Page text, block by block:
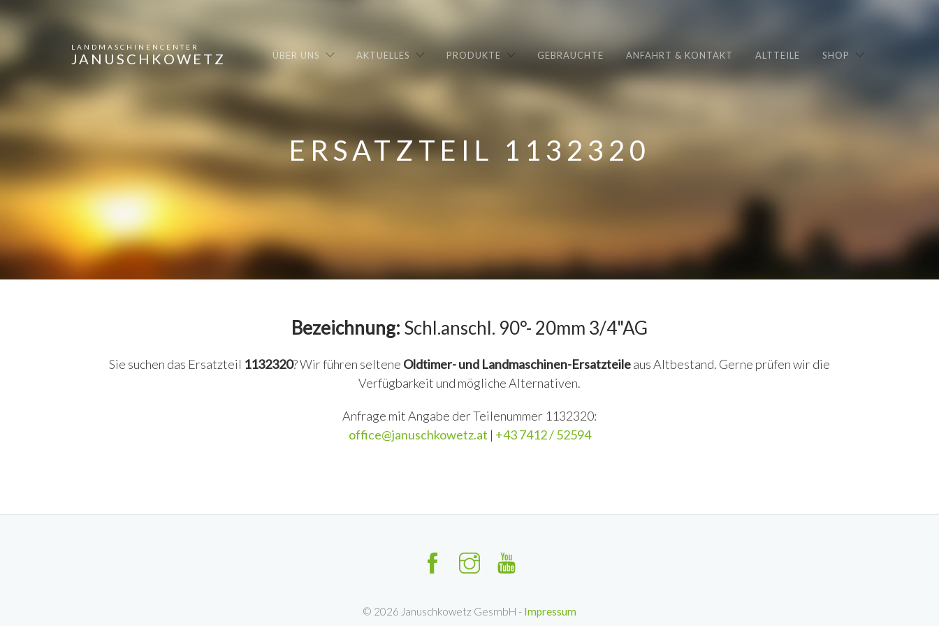
LANDMASCHINENCENTER
JANUSCHKOWETZ ÜBER UNS AKTUELLES PRODUKTE GEBRAUCHTE ANFAHRT & KONTAKT ALTTEILE SHOP
ERSATZTEIL 1132320
Bezeichnung: Schl.anschl. 90°- 20mm 3/4"AG
Sie suchen das Ersatzteil 1132320? Wir führen seltene Oldtimer- und Landmaschinen-Ersatzteileaus Altbestand. Gerne prüfen wir die
Verfügbarkeit und mögliche Alternativen.
Anfrage mit Angabe der Teilenummer 1132320:
office@januschkowetz.at | +43 7412 / 52594
© 2026 Januschkowetz GesmbH - Impressum